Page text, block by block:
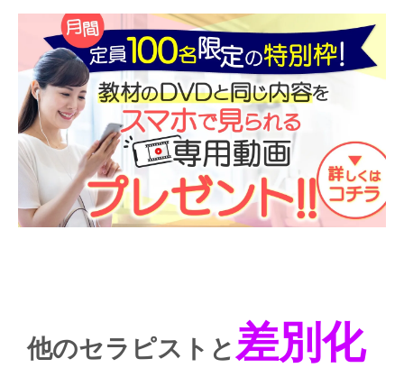
他のセラピストと差別化